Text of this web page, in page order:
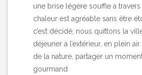
une brise légère souffle à
chaleur est agréable sans être
c’est décidé, nous quittons la
déjeuner à l’extérieur, en plein
de la nature, partager un
gourmand